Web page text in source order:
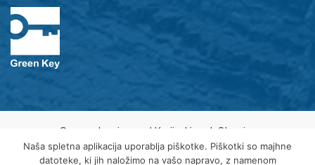
© 2021 Javni zavod Krajinski park Strunjan
Varovanje osebnih podatkov
Piškotki
Naša spletna aplikacija uporablja piškotke. Piškotki so majhne
datoteke, ki jih naložimo na vašo napravo, z namenom